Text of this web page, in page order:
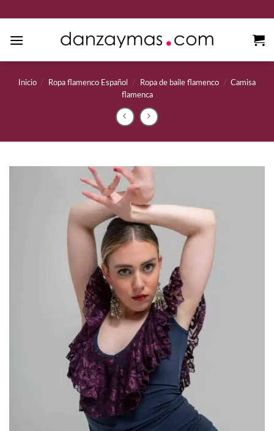
contenido
Inicio / Ropa flamenco Español / Ropa de baile flamenco /
Camisa
flamenca